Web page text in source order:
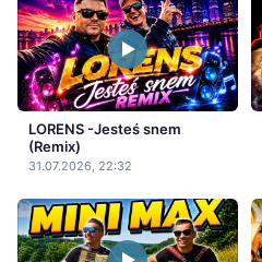
LORENS -Jesteś snem
(Remix)
31.07.2026, 22:32